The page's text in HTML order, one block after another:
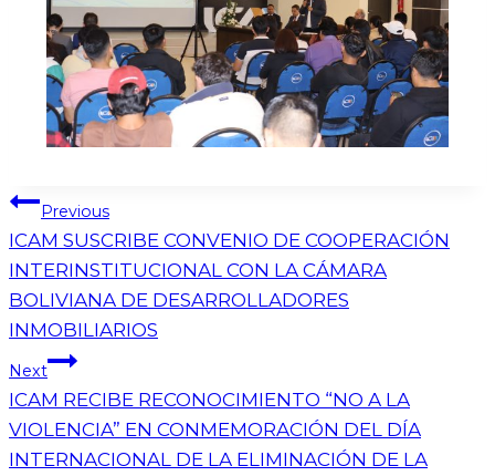
Previous
ICAM SUSCRIBE CONVENIO DE COOPERACIÓN
INTERINSTITUCIONAL CON LA CÁMARA
BOLIVIANA DE DESARROLLADORES
INMOBILIARIOS
Next
ICAM RECIBE RECONOCIMIENTO “NO A LA
VIOLENCIA” EN CONMEMORACIÓN DEL DÍA
INTERNACIONAL DE LA ELIMINACIÓN DE LA